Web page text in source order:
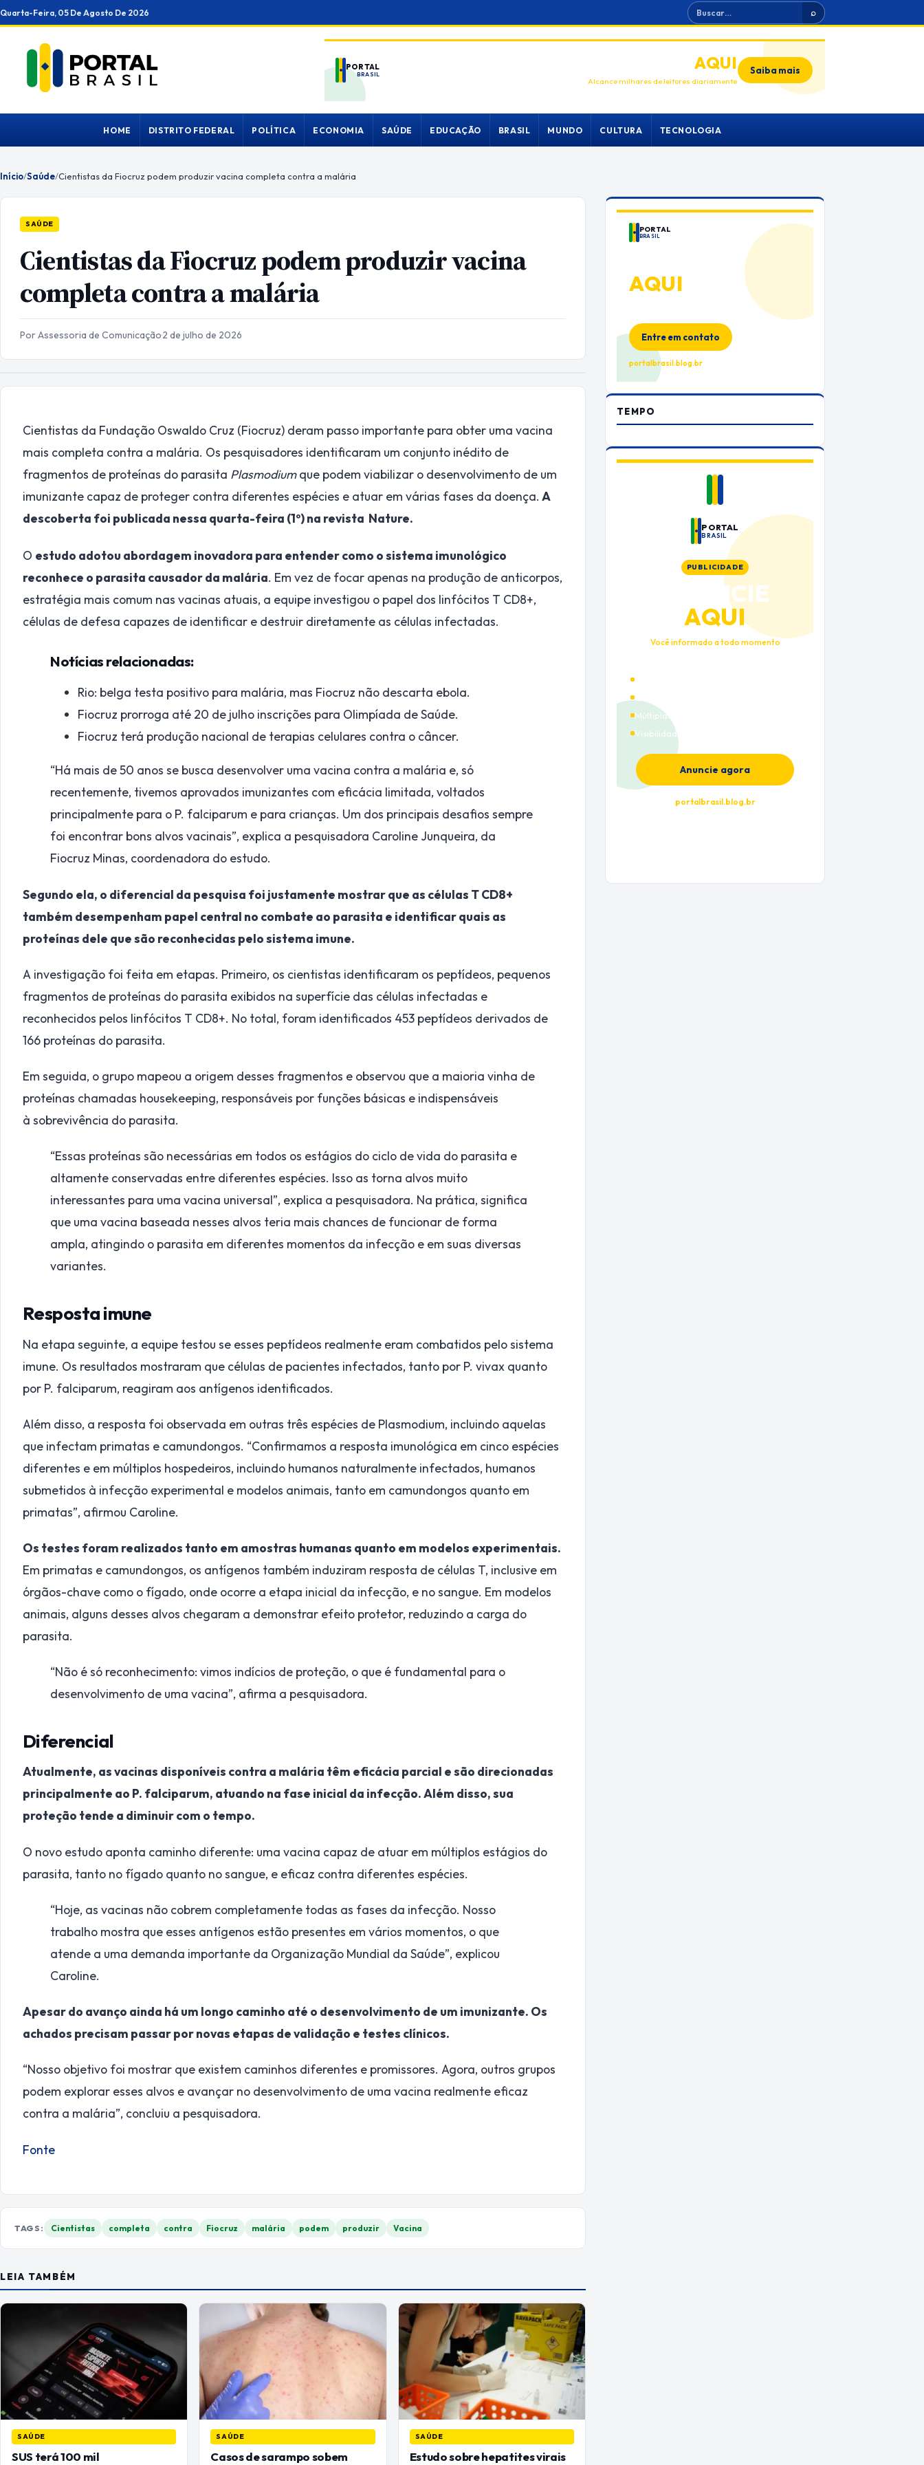
Ir
para
conteúdo
Quarta-Feira, 05 De Agosto De 2026 Buscar ⌕
PORTAL
BRASIL
ANUNCIEAQUI
Alcance milhares de leitores diariamente
Saiba mais
HOME DISTRITO FEDERAL POLÍTICA ECONOMIA SAÚDE EDUCAÇÃO BRASIL MUNDO CULTURA TECNOLOGIA
Início/Saúde/Cientistas da Fiocruz podem produzir vacina completa contra a malária
SAÚDE
Cientistas da Fiocruz podem produzir vacina
completa contra a malária
Por Assessoria de Comunicação·2 de julho de 2026
Cientistas da Fundação Oswaldo Cruz (Fiocruz) deram passo importante para obter uma vacina
mais completa contra a malária. Os pesquisadores identificaram um conjunto inédito de
fragmentos de proteínas do parasita Plasmodiumque podem viabilizar o desenvolvimento de um
imunizante capaz de proteger contra diferentes espécies e atuar em várias fases da doença. A
descoberta foi publicada nessa quarta-feira (1º) na revista Nature.
O estudo adotou abordagem inovadora para entender como o sistema imunológico
reconhece o parasita causador da malária. Em vez de focar apenas na produção de anticorpos,
estratégia mais comum nas vacinas atuais, a equipe investigou o papel dos linfócitos T CD8+,
células de defesa capazes de identificar e destruir diretamente as células infectadas.
Notícias relacionadas:
Rio: belga testa positivo para malária, mas Fiocruz não descarta ebola.
Fiocruz prorroga até 20 de julho inscrições para Olimpíada de Saúde.
Fiocruz terá produção nacional de terapias celulares contra o câncer.
“Há mais de 50 anos se busca desenvolver uma vacina contra a malária e, só
recentemente, tivemos aprovados imunizantes com eficácia limitada, voltados
principalmente para o P. falciparum e para crianças. Um dos principais desafios sempre
foi encontrar bons alvos vacinais”, explica a pesquisadora Caroline Junqueira, da
Fiocruz Minas, coordenadora do estudo.
Segundo ela, o diferencial da pesquisa foi justamente mostrar que as células T CD8+
também desempenham papel central no combate ao parasita e identificar quais as
proteínas dele que são reconhecidas pelo sistema imune.
A investigação foi feita em etapas. Primeiro, os cientistas identificaram os peptídeos, pequenos
fragmentos de proteínas do parasita exibidos na superfície das células infectadas e
reconhecidos pelos linfócitos T CD8+. No total, foram identificados 453 peptídeos derivados de
166 proteínas do parasita.
Em seguida, o grupo mapeou a origem desses fragmentos e observou que a maioria vinha de
proteínas chamadas housekeeping, responsáveis por funções básicas e indispensáveis
à sobrevivência do parasita.
“Essas proteínas são necessárias em todos os estágios do ciclo de vida do parasita e
altamente conservadas entre diferentes espécies. Isso as torna alvos muito
interessantes para uma vacina universal”, explica a pesquisadora. Na prática, significa
que uma vacina baseada nesses alvos teria mais chances de funcionar de forma
ampla, atingindo o parasita em diferentes momentos da infecção e em suas diversas
variantes.
Resposta imune
Na etapa seguinte, a equipe testou se esses peptídeos realmente eram combatidos pelo sistema
imune. Os resultados mostraram que células de pacientes infectados, tanto por P. vivax quanto
por P. falciparum, reagiram aos antígenos identificados.
Além disso, a resposta foi observada em outras três espécies de Plasmodium, incluindo aquelas
que infectam primatas e camundongos. “Confirmamos a resposta imunológica em cinco espécies
diferentes e em múltiplos hospedeiros, incluindo humanos naturalmente infectados, humanos
submetidos à infecção experimental e modelos animais, tanto em camundongos quanto em
primatas”, afirmou Caroline.
Os testes foram realizados tanto em amostras humanas quanto em modelos experimentais.
Em primatas e camundongos, os antígenos também induziram resposta de células T, inclusive em
órgãos-chave como o fígado, onde ocorre a etapa inicial da infecção, e no sangue. Em modelos
animais, alguns desses alvos chegaram a demonstrar efeito protetor, reduzindo a carga do
parasita.
“Não é só reconhecimento: vimos indícios de proteção, o que é fundamental para o
desenvolvimento de uma vacina”, afirma a pesquisadora.
Diferencial
Atualmente, as vacinas disponíveis contra a malária têm eficácia parcial e são direcionadas
principalmente ao P. falciparum, atuando na fase inicial da infecção. Além disso, sua
proteção tende a diminuir com o tempo.
O novo estudo aponta caminho diferente: uma vacina capaz de atuar em múltiplos estágios do
parasita, tanto no fígado quanto no sangue, e eficaz contra diferentes espécies.
“Hoje, as vacinas não cobrem completamente todas as fases da infecção. Nosso
trabalho mostra que esses antígenos estão presentes em vários momentos, o que
atende a uma demanda importante da Organização Mundial da Saúde”, explicou
Caroline.
Apesar do avanço ainda há um longo caminho até o desenvolvimento de um imunizante. Os
achados precisam passar por novas etapas de validação e testes clínicos.
“Nosso objetivo foi mostrar que existem caminhos diferentes e promissores. Agora, outros grupos
podem explorar esses alvos e avançar no desenvolvimento de uma vacina realmente eficaz
contra a malária”, concluiu a pesquisadora.
Fonte
TAGS: Cientistas completa contra Fiocruz malária podem produzir Vacina
LEIA TAMBÉM
SAÚDE
SUS terá 100 mil
SAÚDE
Casos de sarampo sobem
SAÚDE
Estudo sobre hepatites virais
PORTAL
BRASIL
AQUI
Espaço premium para sua marca
Entre em contato
portalbrasil.blog.br
TEMPO
PORTAL
BRASIL
PUBLICIDADE
ANUNCIE
AQUI
Você informado a todo momento
Múltiplas categorias
Visibilidade premium
Anuncie agora
portalbrasil.blog.br